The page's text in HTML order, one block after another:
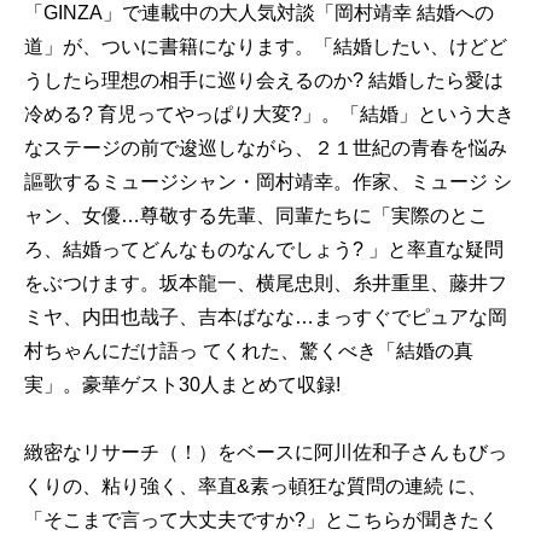
「GINZA」で連載中の大人気対談「岡村靖幸 結婚への
道」が、ついに書籍になります。「結婚したい、けどど
うしたら理想の相手に巡り会えるのか? 結婚したら愛は
冷める? 育児ってやっぱり大変?」。「結婚」という大き
なステージの前で逡巡しながら、２１世紀の青春を悩み
謳歌するミュージシャン・岡村靖幸。作家、ミュージ シ
ャン、女優…尊敬する先輩、同輩たちに「実際のとこ
ろ、結婚ってどんなものなんでしょう? 」と率直な疑問
をぶつけます。坂本龍一、横尾忠則、糸井重里、藤井フ
ミヤ、内田也哉子、吉本ばなな…まっすぐでピュアな岡
村ちゃんにだけ語っ てくれた、驚くべき「結婚の真
実」。豪華ゲスト30人まとめて収録!
緻密なリサーチ（！）をベースに阿川佐和子さんもびっ
くりの、粘り強く、率直&素っ頓狂な質問の連続 に、
「そこまで言って大丈夫ですか?」とこちらが聞きたく